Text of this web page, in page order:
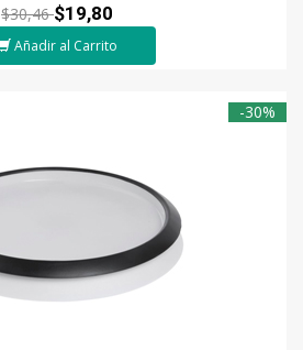
$30,46$19,80
Añadir al Carrito
-30%